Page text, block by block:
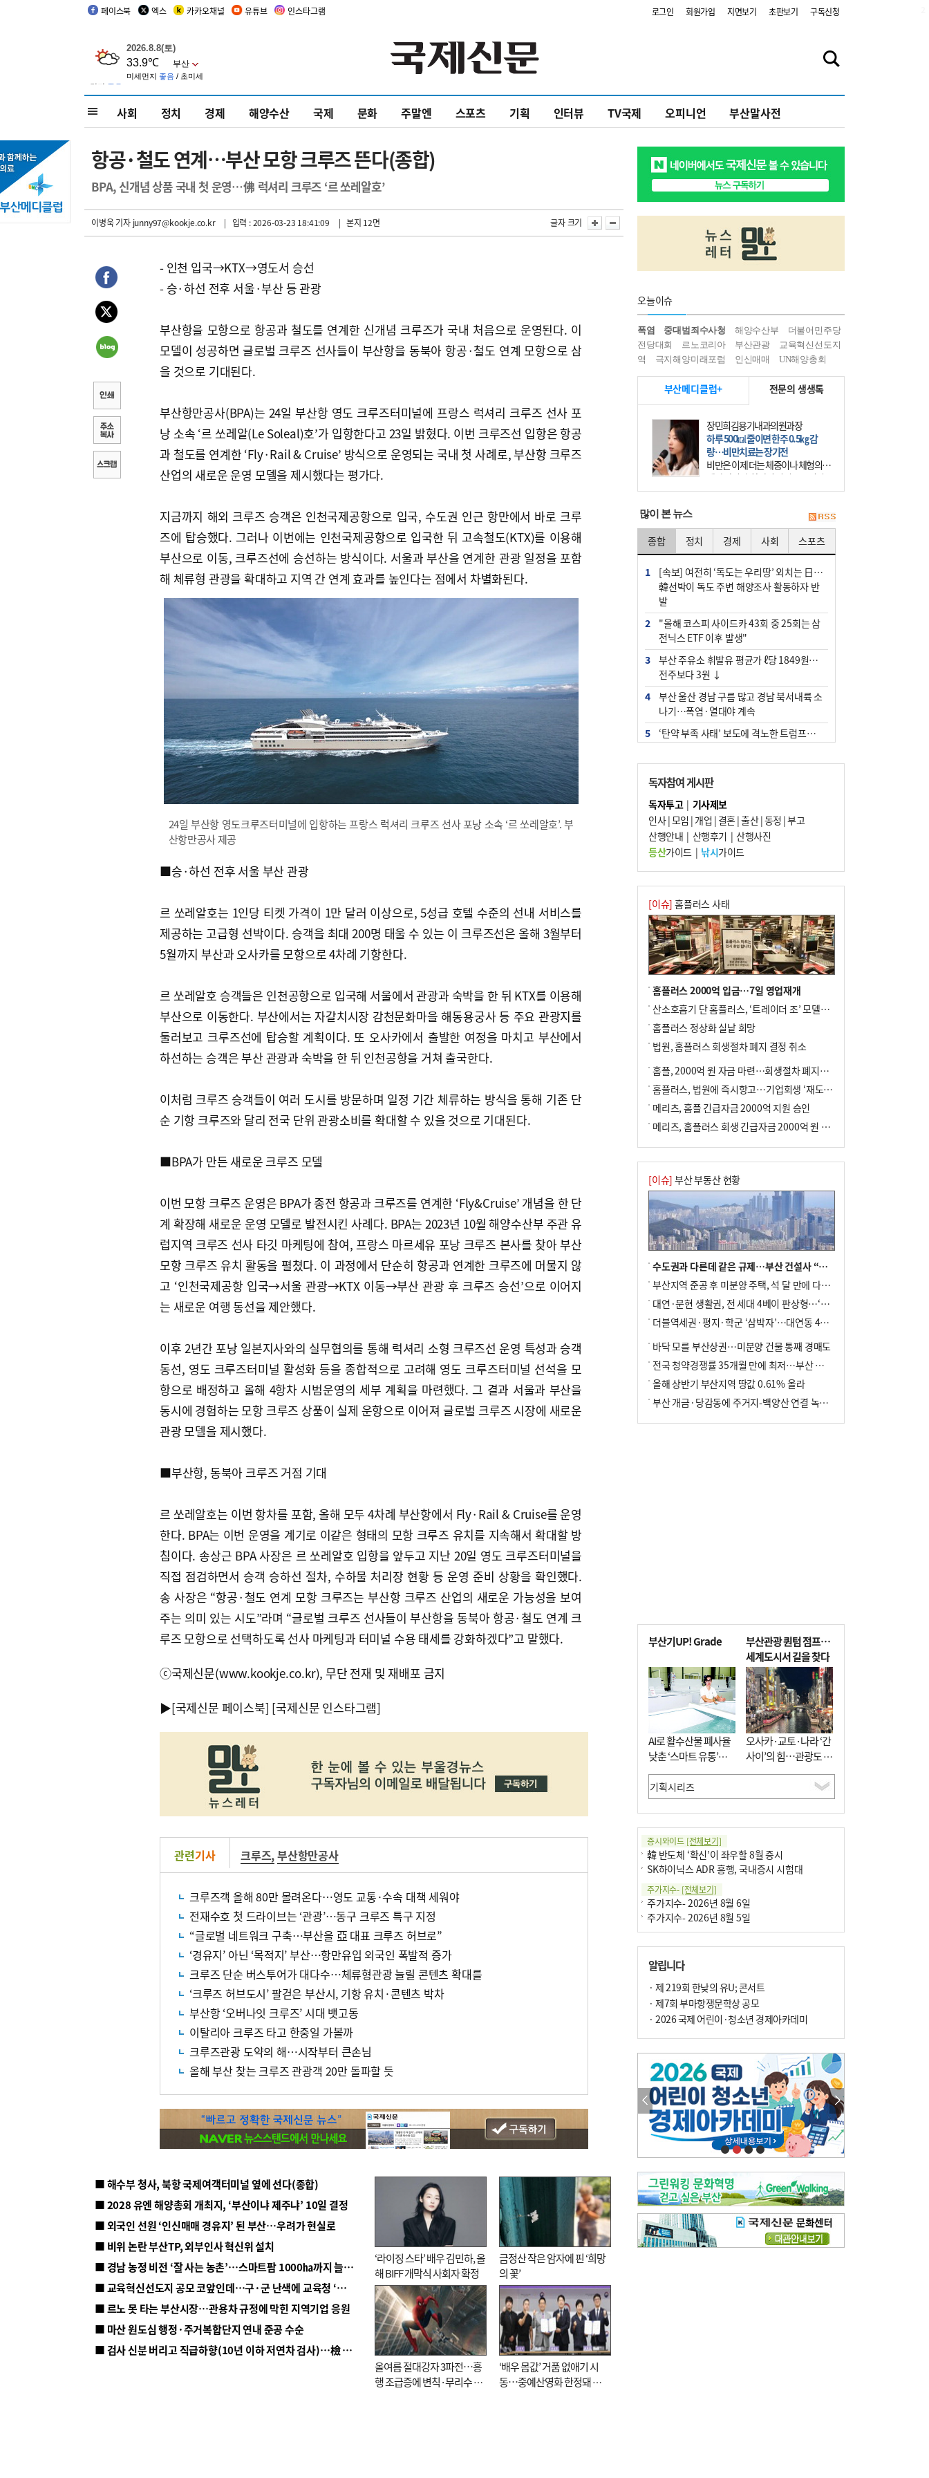
페이스북 엑스 카카오채널 유튜브 인스타그램 로그인 회원가입 지면보기 초판보기 구독신청
사회 정치 경제 해양수산 국제 문화 주말엔 스포츠 기획 인터뷰 TV국제 오피니언 부산말사전
항공·철도 연계…부산 모항 크루즈 뜬다(종합)
BPA, 신개념 상품 국내 첫 운영…佛 럭셔리 크루즈 ‘르 쏘레알호’
이병욱 기자junny97@kookje.co.kr | 입력 : 2026-03-23 18:41:09 | 본지 12면 글자 크기
- 인천 입국→KTX→영도서 승선
- 승·하선 전후 서울·부산 등 관광
부산항을 모항으로 항공과 철도를 연계한 신개념 크루즈가 국내 처음으로 운영된다. 이
모델이 성공하면 글로벌 크루즈 선사들이 부산항을 동북아 항공·철도 연계 모항으로 삼
을 것으로 기대된다.
부산항만공사(BPA)는 24일 부산항 영도 크루즈터미널에 프랑스 럭셔리 크루즈 선사 포
낭 소속 ‘르 쏘레알(Le Soleal)호’가 입항한다고 23일 밝혔다. 이번 크루즈선 입항은 항공
과 철도를 연계한 ‘Fly·Rail & Cruise’ 방식으로 운영되는 국내 첫 사례로, 부산항 크루즈
산업의 새로운 운영 모델을 제시했다는 평가다.
지금까지 해외 크루즈 승객은 인천국제공항으로 입국, 수도권 인근 항만에서 바로 크루
즈에 탑승했다. 그러나 이번에는 인천국제공항으로 입국한 뒤 고속철도(KTX)를 이용해
부산으로 이동, 크루즈선에 승선하는 방식이다. 서울과 부산을 연계한 관광 일정을 포함
해 체류형 관광을 확대하고 지역 간 연계 효과를 높인다는 점에서 차별화된다.
24일 부산항 영도크루즈터미널에 입항하는 프랑스 럭셔리 크루즈 선사 포낭 소속 ‘르 쏘레알호’. 부
산항만공사 제공
■승·하선 전후 서울 부산 관광
르 쏘레알호는 1인당 티켓 가격이 1만 달러 이상으로, 5성급 호텔 수준의 선내 서비스를
제공하는 고급형 선박이다. 승객을 최대 200명 태울 수 있는 이 크루즈선은 올해 3월부터
5월까지 부산과 오사카를 모항으로 4차례 기항한다.
르 쏘레알호 승객들은 인천공항으로 입국해 서울에서 관광과 숙박을 한 뒤 KTX를 이용해
부산으로 이동한다. 부산에서는 자갈치시장 감천문화마을 해동용궁사 등 주요 관광지를
둘러보고 크루즈선에 탑승할 계획이다. 또 오사카에서 출발한 여정을 마치고 부산에서
하선하는 승객은 부산 관광과 숙박을 한 뒤 인천공항을 거쳐 출국한다.
이처럼 크루즈 승객들이 여러 도시를 방문하며 일정 기간 체류하는 방식을 통해 기존 단
순 기항 크루즈와 달리 전국 단위 관광소비를 확대할 수 있을 것으로 기대된다.
■BPA가 만든 새로운 크루즈 모델
이번 모항 크루즈 운영은 BPA가 종전 항공과 크루즈를 연계한 ‘Fly&Cruise’ 개념을 한 단
계 확장해 새로운 운영 모델로 발전시킨 사례다. BPA는 2023년 10월 해양수산부 주관 유
럽지역 크루즈 선사 타깃 마케팅에 참여, 프랑스 마르세유 포낭 크루즈 본사를 찾아 부산
모항 크루즈 유치 활동을 펼쳤다. 이 과정에서 단순히 항공과 연계한 크루즈에 머물지 않
고 ‘인천국제공항 입국→서울 관광→KTX 이동→부산 관광 후 크루즈 승선’으로 이어지
는 새로운 여행 동선을 제안했다.
이후 2년간 포낭 일본지사와의 실무협의를 통해 럭셔리 소형 크루즈선 운영 특성과 승객
동선, 영도 크루즈터미널 활성화 등을 종합적으로 고려해 영도 크루즈터미널 선석을 모
항으로 배정하고 올해 4항차 시범운영의 세부 계획을 마련했다. 그 결과 서울과 부산을
동시에 경험하는 모항 크루즈 상품이 실제 운항으로 이어져 글로벌 크루즈 시장에 새로운
관광 모델을 제시했다.
■부산항, 동북아 크루즈 거점 기대
르 쏘레알호는 이번 항차를 포함, 올해 모두 4차례 부산항에서 Fly·Rail & Cruise를 운영
한다. BPA는 이번 운영을 계기로 이같은 형태의 모항 크루즈 유치를 지속해서 확대할 방
침이다. 송상근 BPA 사장은 르 쏘레알호 입항을 앞두고 지난 20일 영도 크루즈터미널을
직접 점검하면서 승객 승하선 절차, 수하물 처리장 현황 등 운영 준비 상황을 확인했다.
송 사장은 “항공·철도 연계 모항 크루즈는 부산항 크루즈 산업의 새로운 가능성을 보여
주는 의미 있는 시도”라며 “글로벌 크루즈 선사들이 부산항을 동북아 항공·철도 연계 크
루즈 모항으로 선택하도록 선사 마케팅과 터미널 수용 태세를 강화하겠다”고 말했다.
ⓒ국제신문(www.kookje.co.kr), 무단 전재 및 재배포 금지
▶[국제신문 페이스북] [국제신문 인스타그램]
관련기사 크루즈,부산항만공사
크루즈객 올해 80만 몰려온다…영도 교통·수속 대책 세워야
전재수호 첫 드라이브는 ‘관광’…동구 크루즈 특구 지정
“글로벌 네트워크 구축…부산을 亞 대표 크루즈 허브로”
‘경유지’ 아닌 ‘목적지’ 부산…항만유입 외국인 폭발적 증가
크루즈 단순 버스투어가 대다수…체류형관광 늘릴 콘텐츠 확대를
‘크루즈 허브도시’ 팔걷은 부산시, 기항 유치·콘텐츠 박차
부산항 ‘오버나잇 크루즈’ 시대 뱃고동
이탈리아 크루즈 타고 한중일 가볼까
크루즈관광 도약의 해…시작부터 큰손님
올해 부산 찾는 크루즈 관광객 20만 돌파할 듯
■ 해수부 청사, 북항 국제여객터미널 옆에 선다(종합)
■ 2028 유엔 해양총회 개최지, ‘부산이냐 제주냐’ 10일 결정
■ 외국인 선원 ‘인신매매 경유지’ 된 부산…우려가 현실로
■ 비위 논란 부산TP, 외부인사 혁신위 설치
■ 경남 농정 비전 ‘잘 사는 농촌’…스마트팜 1000㏊까지 늘린다
■ 교육혁신선도지 공모 코앞인데…구·군 난색에 교육청 ‘쩔쩔’
■ 르노 못 타는 부산시장…관용차 규정에 막힌 지역기업 응원
■ 마산 원도심 행정·주거복합단지 연내 준공 수순
■ 검사 신분 버리고 직급하향(10년 이하 저연차 검사)…檢 중수청행 기피
‘라이징 스타’ 배우 김민하, 올
해 BIFF 개막식 사회자 확정
금정산 작은 암자에 핀 ‘희망
의 꽃’
올여름 절대강자 3파전…흥
행 조급증에 변칙·무리수 마
‘배우 몸값’ 거품 없애기 시
동…중예산영화 한정돼 실
오늘이슈
폭염 중대범죄수사청 해양수산부
더불어민주당
전당대회
르노코리아 부산관광
교육혁신선도지
역
극지해양미래포럼 인신매매 UN해양총회
부산메디클럽+ 전문의 생생톡
장민희김용기내과의원과장
하루 500㎉ 줄이면 한주 0.5㎏ 감
량…비만치료는 장기전
비만은 이제 더는 체중이나 체형의 문
제가 아니다. 하나의 질병으로 인지
하고 치료와 관리를 해야 한다. 세계
많이 본 뉴스
종합 정치 경제 사회 스포츠
1
[속보] 여전히 ‘독도는 우리땅’ 외치는 日…
韓선박이 독도 주변 해양조사 활동하자 반
발
2
"올해 코스피 사이드카 43회 중 25회는 삼
전닉스 ETF 이후 발생"
3
부산 주유소 휘발유 평균가 ℓ당 1849원…
전주보다 3원 ↓
4
부산 울산 경남 구름 많고 경남 북서내륙 소
나기…폭염·열대야 계속
5
‘탄약 부족 사태’ 보도에 격노한 트럼프…
물선 적발
7
[2026 부산청소년극지체험탐험대 현장르
포] 2회 : 하늘에서 만난 얼음의 나라
8
입추 지났지만 푹푹 찐다…온열질환자 10
년 만에 3배
10 경위 이하 경찰 하위직 ‘중수청 러시’ 전
망…檢 기피와 대조
독자참여 게시판
독자투고| 기사제보
인사|모임 | 개업 | 결혼|출산|동정 |부고
산행안내 | 산행후기 | 산행사진
등산가이드| 낚시가이드
[이슈] 홈플러스 사태
홈플러스 2000억 입금…7일 영업재개
산소호흡기 단 홈플러스, ‘트레이더 조’ 모델로 살아날까
홈플러스 정상화 실낱 희망
법원, 홈플러스 회생절차 폐지 결정 취소
홈플, 2000억 원 자금 마련…회생절차 폐지에 즉시항고(종합)
홈플러스, 법원에 즉시항고…기업회생 ‘재도전’
메리츠, 홈플 긴급자금 2000억 지원 승인
메리츠, 홈플러스 회생 긴급자금 2000억 원 지원 승인
[이슈] 부산 부동산 현황
수도권과 다른데 같은 규제…부산 건설사 “쓰러지기 직전”
부산지역 준공 후 미분양 주택, 석 달 만에 다시 3000가구 넘어서
대연·문현 생활권, 전 세대 4베이 판상형…‘더샵 트리센트’ 내달 분양
더블역세권·평지·학군 ‘삼박자’…대연동 42층 브랜드 단지
바닥 모를 부산상권…미분양 건물 통째 경매도
전국 청약경쟁률 35개월 만에 최저…부산 미분양 ‘적체’ 심화
올해 상반기 부산지역 땅값 0.61% 올라
부산 개금·당감동에 주거지-백양산 연결 녹지 조성
부산기UP! Grade
AI로 활수산물 폐사율
낮춘 ‘스마트 유통’…
사막·산악지대 수출
도전
부산관광 퀀텀 점프…
세계도시서 길을 찾다
오사카·교토·나라 ‘간
사이’의 힘…관광도 뭉
쳐야 흥한다
증시와이드 [전체보기]
韓 반도체 ‘확신’이 좌우할 8월 증시
SK하이닉스 ADR 흥행, 국내증시 시험대
주가지수- [전체보기]
주가지수- 2026년 8월 6일
주가지수- 2026년 8월 5일
알립니다
· 제 219회 한낮의 유U; 콘서트
· 제7회 부마항쟁문학상 공모
· 2026 국제 어린이·청소년 경제아카데미